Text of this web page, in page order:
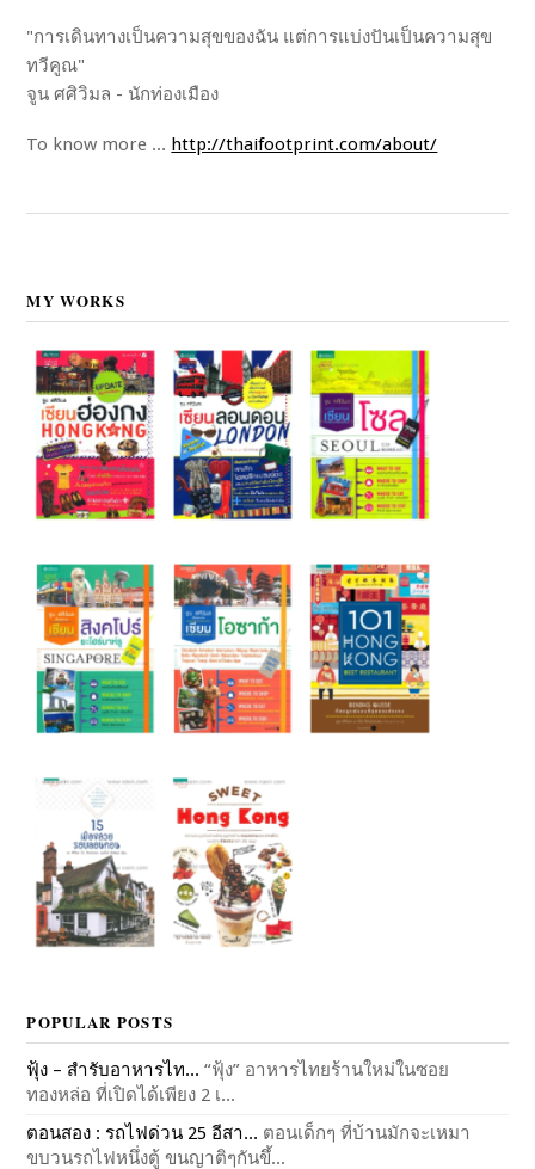
"การเดินทางเป็นความสุขของฉัน แต่การแบ่งปันเป็นความสุข
ทวีคูณ"
จูน ศศิวิมล - นักท่องเมือง
To know more ... http://thaifootprint.com/about/
MY WORKS
POPULAR POSTS
ฟุ้ง – สำรับอาหารไท... “ฟุ้ง” อาหารไทยร้านใหม่ในซอย
ทองหล่อ ที่เปิดได้เพียง 2 เ...
ตอนสอง : รถไฟด่วน 25 อีสา... ตอนเด็กๆ ที่บ้านมักจะเหมา
ขบวนรถไฟหนึ่งตู้ ขนญาติๆกันขึ้...